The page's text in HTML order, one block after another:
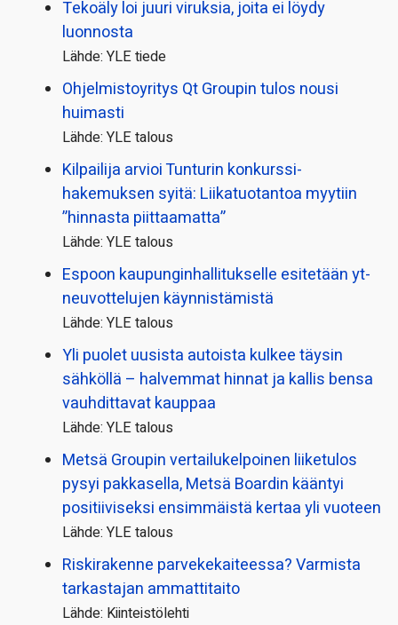
Tekoäly loi juuri viruksia, joita ei löydy
luonnosta
Lähde: YLE tiede
Ohjelmistoyritys Qt Groupin tulos nousi
huimasti
Lähde: YLE talous
Kilpailija arvioi Tunturin konkurssi­
hakemuksen syitä: Liikatuotantoa myytiin
”hinnasta piittaamatta”
Lähde: YLE talous
Espoon kaupungin­hallitukselle esitetään yt-
neuvottelujen käynnistämistä
Lähde: YLE talous
Yli puolet uusista autoista kulkee täysin
sähköllä – halvemmat hinnat ja kallis bensa
vauhdittavat kauppaa
Lähde: YLE talous
Metsä Groupin vertailu­kelpoinen liiketulos
pysyi pakkasella, Metsä Boardin kääntyi
positiiviseksi ensimmäistä kertaa yli vuoteen
Lähde: YLE talous
Riskirakenne parvekekaiteessa? Varmista
tarkastajan ammattitaito
Lähde: Kiinteistölehti